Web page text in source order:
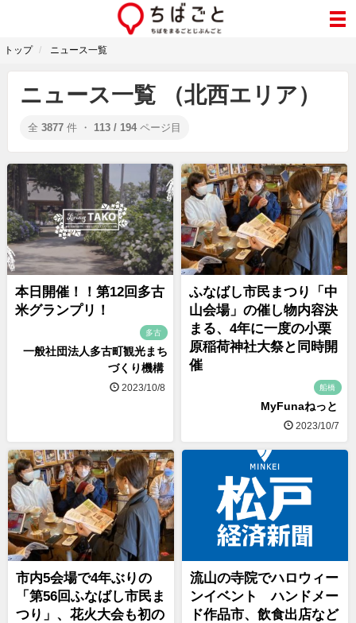
トップ ニュース一覧
ニュース一覧 （北西エリア）
全 3877 件 ・ 113 / 194 ページ目
本日開催！！第12回多古
米グランプリ！
多古
一般社団法人多古町観光まち
づくり機構
2023/10/8
ふなばし市民まつり「中
山会場」の催し物内容決
まる、4年に一度の小栗
原稲荷神社大祭と同時開
催
船橋
MyFunaねっと
2023/10/7
市内5会場で4年ぶりの
「第56回ふなばし市民ま
つり」、花火大会も初の
流山の寺院でハロウィー
ンイベント ハンドメー
ド作品市、飲食出店など